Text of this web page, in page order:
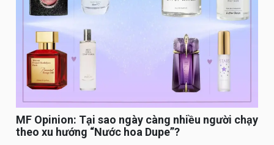
MF Opinion: Tại sao ngày càng nhiều người chạy
theo xu hướng “Nước hoa Dupe”?